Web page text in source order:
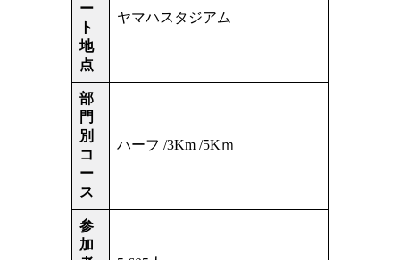
ー
ト
地
点
ヤマハスタジアム
部
門
別
コ
ー
ス
ハーフ /3Km /5Kｍ
参
加